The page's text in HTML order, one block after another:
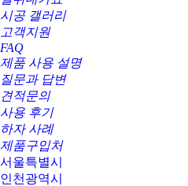
시공 갤러리
고객지원
FAQ
제품 사용 설명
질문과 답변
견적문의
사용 후기
하자 사례
제품구입처
서울특별시
인천광역시